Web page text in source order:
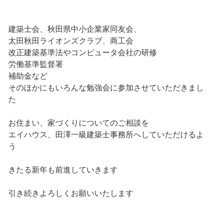
建築士会、秋田県中小企業家同友会、
太田秋田ライオンズクラブ、商工会
改正建築基準法やコンピュータ会社の研修
労働基準監督署
補助金など
そのほかにもいろんな勉強会に参加させていただきまし
た
お住まい、家づくりについてのご相談を
エイハウス、田澤一級建築士事務所へしていただけるよ
う
きたる新年も前進していきます
引き続きよろしくお願いいたします